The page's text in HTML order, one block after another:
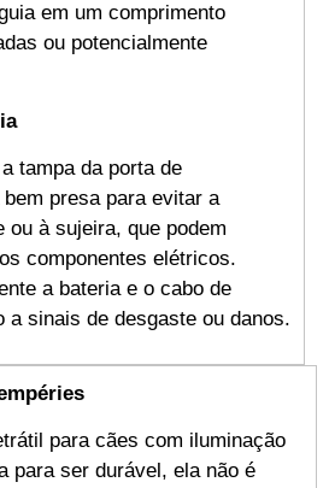
em um comprimento
ou potencialmente
tampa da porta de
presa para evitar a
ou à sujeira, que podem
componentes elétricos.
a bateria e o cabo de
a sinais de desgaste ou danos.
para cães com iluminação
para ser durável, ela não é